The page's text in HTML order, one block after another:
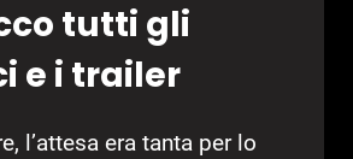
tutti gli
e i trailer
l’attesa era tanta per lo